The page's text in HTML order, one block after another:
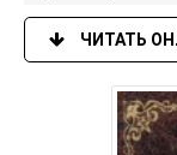
ЧИТАТЬ